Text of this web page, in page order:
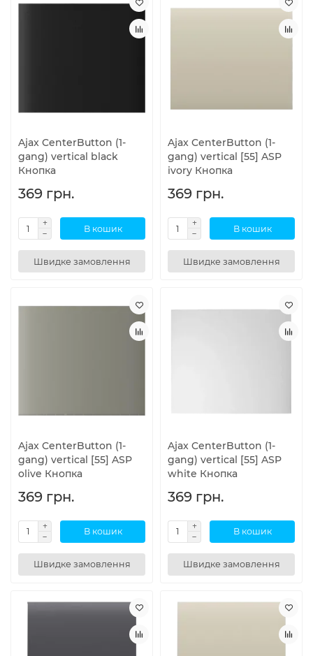
Ajax CenterButton (1-
gang) vertical black
Кнопка
369 грн.
В кошик
Швидке замовлення
Ajax CenterButton (1-
gang) vertical [55] ASP
ivory Кнопка
369 грн.
В кошик
Швидке замовлення
Ajax CenterButton (1-
gang) vertical [55] ASP
olive Кнопка
369 грн.
В кошик
Швидке замовлення
Ajax CenterButton (1-
gang) vertical [55] ASP
white Кнопка
369 грн.
В кошик
Швидке замовлення